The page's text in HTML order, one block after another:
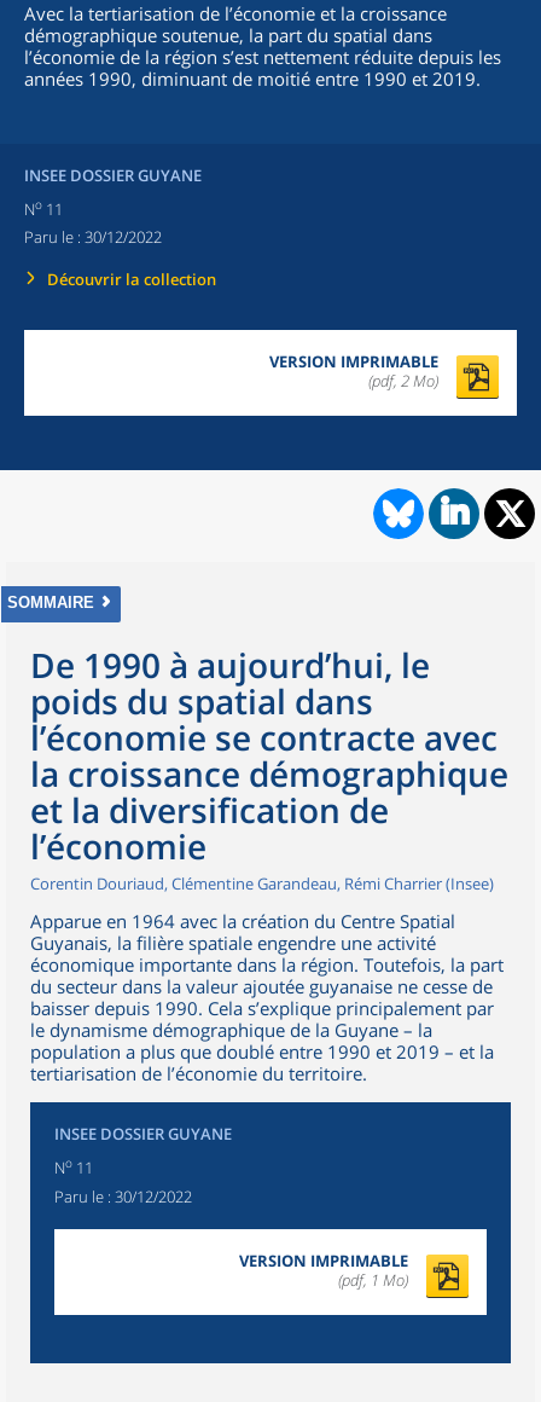
Avec la tertiarisation de l’économie et la croissance
démographique soutenue, la part du spatial dans
l’économie de la région s’est nettement réduite depuis les
années 1990, diminuant de moitié entre 1990 et 2019.
INSEE DOSSIER GUYANE
No 11
Paru le : 30/12/2022
Découvrir la collection
VERSION IMPRIMABLE
(pdf, 2 Mo)
SOMMAIRE
De 1990 à aujourd’hui, le
poids du spatial dans
l’économie se contracte avec
la croissance démographique
et la diversification de
l’économie
Corentin Douriaud, Clémentine Garandeau, Rémi Charrier (Insee)
Apparue en 1964 avec la création du Centre Spatial
Guyanais, la filière spatiale engendre une activité
économique importante dans la région. Toutefois, la part
du secteur dans la valeur ajoutée guyanaise ne cesse de
baisser depuis 1990. Cela s’explique principalement par
le dynamisme démographique de la Guyane – la
population a plus que doublé entre 1990 et 2019 – et la
tertiarisation de l’économie du territoire.
INSEE DOSSIER GUYANE
No 11
Paru le : 30/12/2022
VERSION IMPRIMABLE
(pdf, 1 Mo)